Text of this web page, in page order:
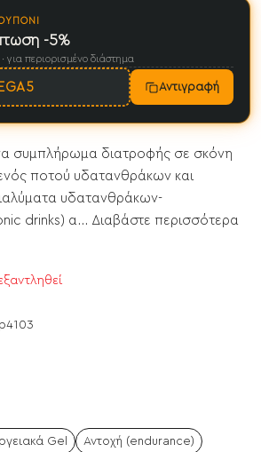
p4103
-5%
για περιορισμένο διάστημα
Αντιγραφή
συμπλήρωμα διατροφής σε σκόνη
ποτού υδατανθράκων και
υδατανθράκων-
drinks) α... Διαβάστε περισσότερα
Gel Αντοχή (endurance)